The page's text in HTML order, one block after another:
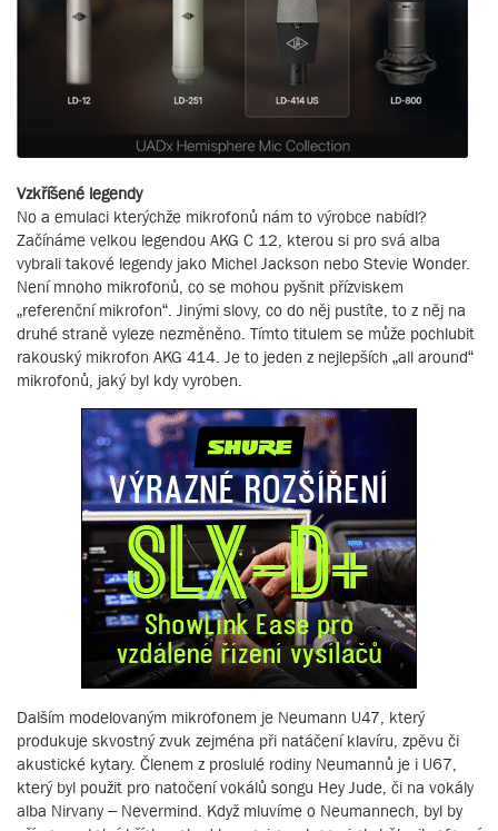
Vzkříšené legendy
No a emulaci kterýchže mikrofonů nám to výrobce nabídl?
Začínáme velkou legendou AKG C 12, kterou si pro svá alba
vybrali takové legendy jako Michel Jackson nebo Stevie Wonder.
Není mnoho mikrofonů, co se mohou pyšnit přízviskem
„referenční mikrofon“. Jinými slovy, co do něj pustíte, to z něj na
druhé straně vyleze nezměněno. Tímto titulem se může pochlubit
rakouský mikrofon AKG 414. Je to jeden z nejlepších „all around“
mikrofonů, jaký byl kdy vyroben.
Dalším modelovaným mikrofonem je Neumann U47, který
produkuje skvostný zvuk zejména při natáčení klavíru, zpěvu či
akustické kytary. Členem z proslulé rodiny Neumannů je i U67,
který byl použit pro natočení vokálů songu Hey Jude, či na vokály
alba Nirvany – Nevermind. Když mluvíme o Neumannech, byl by